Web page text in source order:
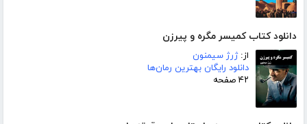
دانلود کتاب کمیسر مگره و پیرزن
از:ژرژ سیمنون
دانلود رایگان بهترین رمان‌ها
۴۲ صفحه